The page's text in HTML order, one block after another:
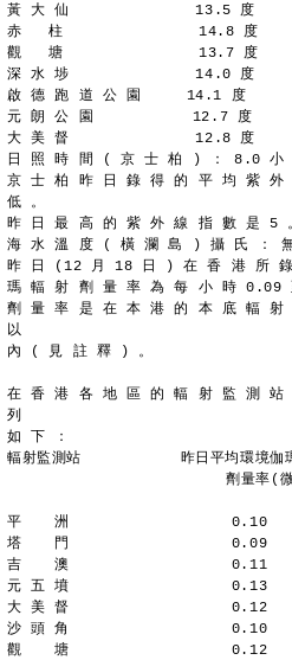
黃 大 仙              13.5 度
赤   柱               14.8 度
觀   塘               13.7 度
深 水 埗              14.0 度
啟 德 跑 道 公 園     14.1 度
元 朗 公 園           12.7 度
大 美 督              12.8 度
日 照 時 間 ( 京 士 柏 ) ： 8.0 小
京 士 柏 昨 日 錄 得 的 平 均 紫
低 。
昨 日 最 高 的 紫 外 線 指 數 是 5
海 水 溫 度 ( 橫 瀾 島 ) 攝 氏 ：
昨 日 (12 月 18 日 ) 在 香 港 所
瑪 輻 射 劑 量 率 為 每 小 時 0.09
劑 量 率 是 在 本 港 的 本 底 輻 射
以
內 ( 見 註 釋 ) 。
在 香 港 各 地 區 的 輻 射 監 測
列
如 下 ：
輻射監測站           昨日平均環境伽
劑量率(
平  　洲                  0.10
塔  　門                  0.09
吉　  澳                  0.11
元 五 墳                  0.13
大 美 督                  0.12
沙 頭 角                  0.10
觀  　塘                  0.12